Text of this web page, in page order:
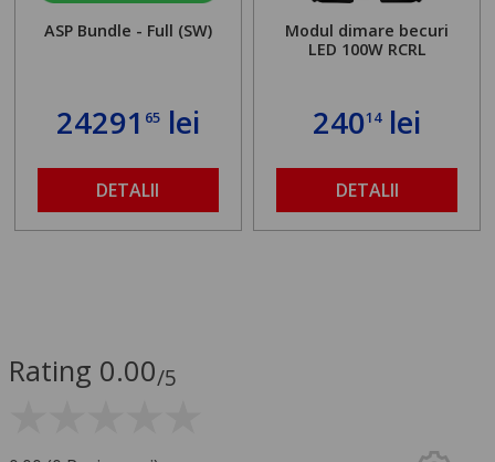
ASP Bundle - Full (SW)
24291 65lei
DETALII
Modul dimare becuri
LED 100W RCRL
24014lei
DETALII
Rating 0.00/5